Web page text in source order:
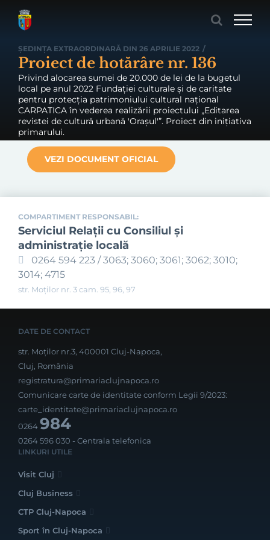
ȘEDINȚA EXTRAORDINARĂ DIN 26 APRILIE 2022 /
Proiect de hotărâre nr. 136
Privind alocarea sumei de 20.000 de lei de la bugetul
local pe anul 2022 Fundației culturale și de caritate
pentru protecția patrimoniului cultural național
CARPATICA în vederea realizării proiectului „Editarea
revistei de cultură urbană 'Orașul'”. Proiect din inițiativa
primarului.
VEZI DOCUMENT OFICIAL
COMPARTIMENT RESPONSABIL:
Serviciul Relaţii cu Consiliul şi
administraţie locală
0264 594 223 / 3063; 3060; 3061; 3062; 3010;
3014; 4715
str. Moților nr. 3 cam. 95, 96, 97
DATE DE CONTACT
str. Moților nr.3, 400001 Cluj-Napoca,
Cluj, România
registratura@primariaclujnapoca.ro
Comunicare carte de identitate conform Legii 9/2023:
carte_identitate@primariaclujnapoca.ro
0264984
0264 596 030 - Centrala telefonica
LINKURI UTILE
Visit Cluj
Cluj Business
CTP Cluj-Napoca
Sport în Cluj-Napoca